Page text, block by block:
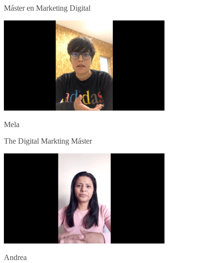
Máster en Marketing Digital
Mela
The Digital Markting Máster
Andrea